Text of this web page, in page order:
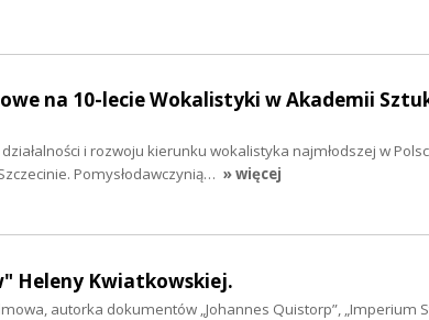
na 10-lecie Wokalistyki w Akademii
i rozwoju kierunku wokalistyka najmłodszej w
Pomysłodawczynią… » więcej
Heleny Kwiatkowskiej.
autorka dokumentów „Johannes Quistorp”, „Imperium